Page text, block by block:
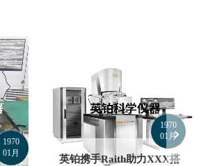
1970
01月
英铂携手Raith助力XXX搭
1970
01月